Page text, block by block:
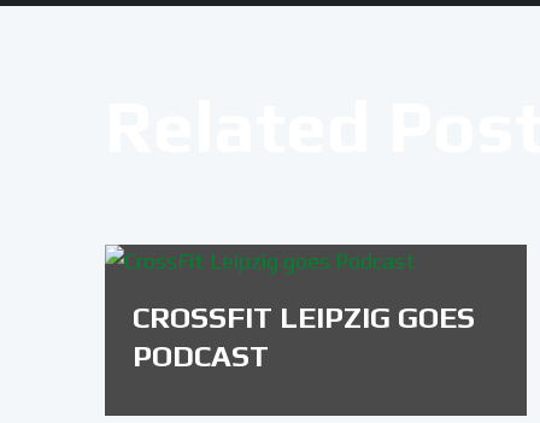
CROSSFIT LEIPZIG GOES
PODCAST